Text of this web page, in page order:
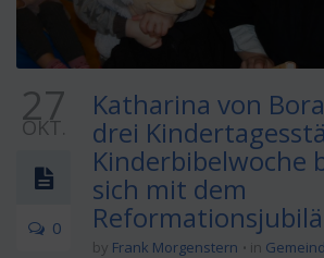
27
OKT.
0
Katharina von
drei
Kinderbibelwoche
sich mit dem
by Frank Morgenstern in